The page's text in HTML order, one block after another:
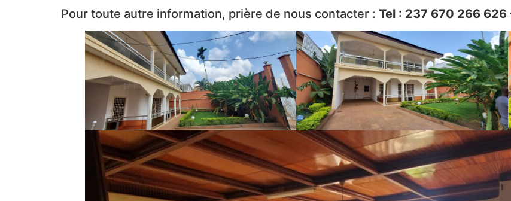
Pour toute autre information, prière de nous contacter : Tel : 237 670 266 626